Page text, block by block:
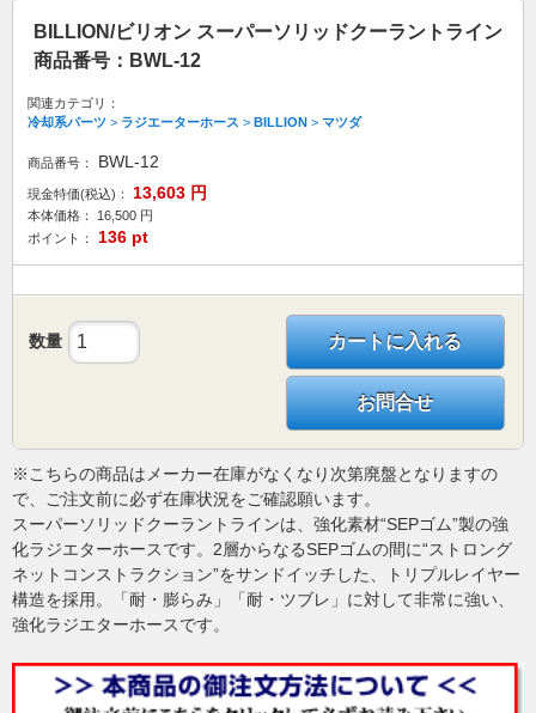
BILLION/ビリオン スーパーソリッドクーラントライン
商品番号：BWL-12
関連カテゴリ：
冷却系パーツ > ラジエーターホース > BILLION > マツダ
商品番号： BWL-12
現金特価(税込)： 13,603 円
本体価格： 16,500 円
ポイント：
136 pt
数量 カートに入れる
お問合せ
※こちらの商品はメーカー在庫がなくなり次第廃盤となりますの
で、ご注文前に必ず在庫状況をご確認願います。
スーパーソリッドクーラントラインは、強化素材“SEPゴム”製の強
化ラジエターホースです。2層からなるSEPゴムの間に“ストロング
ネットコンストラクション”をサンドイッチした、トリプルレイヤー
構造を採用。「耐・膨らみ」「耐・ツブレ」に対して非常に強い、
強化ラジエターホースです。